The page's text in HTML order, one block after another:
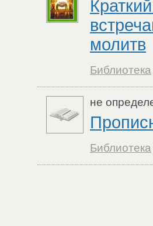
молитв
Библиотека
не
Библиотека